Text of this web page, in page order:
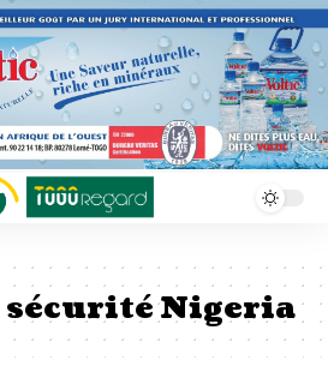
sécurité Nigeria